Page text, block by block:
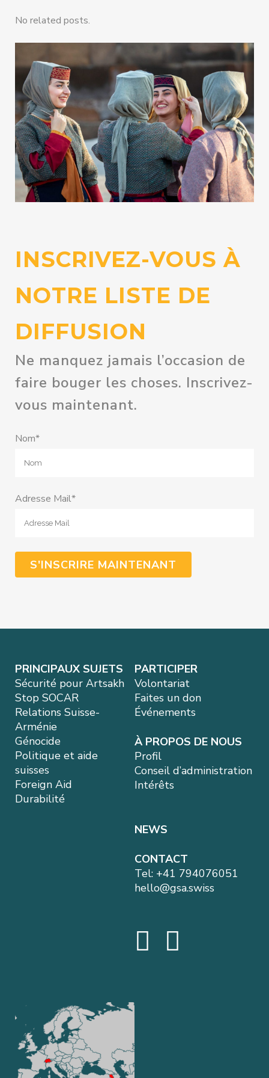
TRIBUNE DE GENEVE, 16 octobre 2020
No related posts.
INSCRIVEZ-VOUS À
NOTRE LISTE DE
DIFFUSION
Ne manquez jamais l’occasion de
faire bouger les choses. Inscrivez-
vous maintenant.
Nom*
Adresse Mail*
PRINCIPAUX SUJETS
Sécurité pour Artsakh
Stop SOCAR
Relations Suisse-
Arménie
Génocide
Politique et aide
suisses
Foreign Aid
Durabilité
PARTICIPER
Volontariat
Faites un don
Événements
À PROPOS DE NOUS
Profil
Conseil d’administration
Intérêts
NEWS
CONTACT
Tel: +41 794076051
hello@gsa.swiss